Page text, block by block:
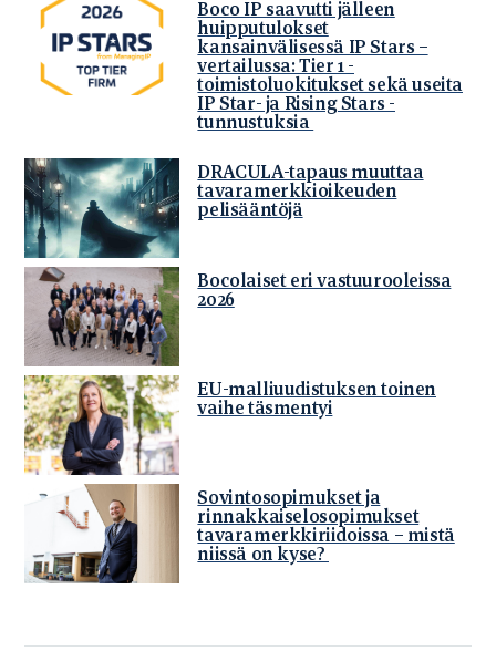
Boco IP saavutti jälleen
huipputulokset
kansainvälisessä IP Stars –
vertailussa: Tier 1 -
toimistoluokitukset sekä useita
IP Star- ja Rising Stars -
tunnustuksia
DRACULA-tapaus muuttaa
tavaramerkkioikeuden
pelisääntöjä
Bocolaiset eri vastuurooleissa
2026
EU-malliuudistuksen toinen
vaihe täsmentyi
Sovintosopimukset ja
rinnakkaiselosopimukset
tavaramerkkiriidoissa – mistä
niissä on kyse?